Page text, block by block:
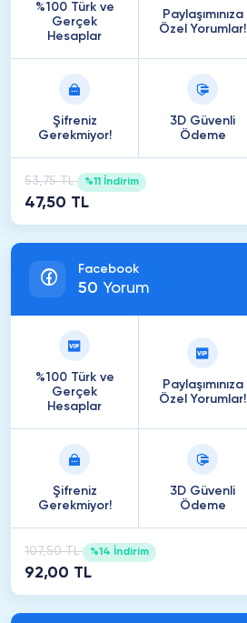
%100 Türk ve
Gerçek
Hesaplar
Paylaşımınıza
Özel Yorumlar!
Şifreniz
Gerekmiyor!
3D Güvenli
Ödeme
53,75 TL %11 İndirim
47,50 TL
Facebook
50 Yorum
%100 Türk ve
Gerçek
Hesaplar
Paylaşımınıza
Özel Yorumlar!
Şifreniz
Gerekmiyor!
3D Güvenli
Ödeme
107,50 TL %14 İndirim
92,00 TL